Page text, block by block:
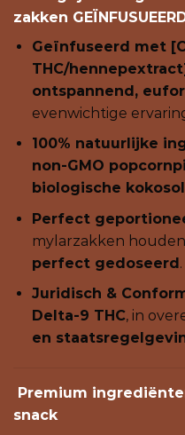
zakken
Geïnfuseerd met
THC/
ontspannend,
evenwichtige
100% natuurlijke
non-GMO
biologische
Perfect
mylarzakken
perfect gedoseerd.
Juridisch &
Delta-9 THC, in
en
Premium
snack